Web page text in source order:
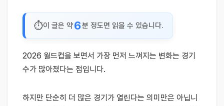
이 글은 약6분 정도면 읽을 수 있습니다.
2026 월드컵을 보면서 가장 먼저 느껴지는 변화는 경기
수가 많아졌다는 점입니다.
하지만 단순히 더 많은 경기가 열린다는 의미만은 아닙니